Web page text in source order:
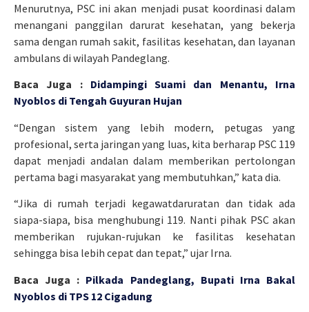
Menurutnya, PSC ini akan menjadi pusat koordinasi dalam
menangani panggilan darurat kesehatan, yang bekerja
sama dengan rumah sakit, fasilitas kesehatan, dan layanan
ambulans di wilayah Pandeglang.
Baca Juga : Didampingi Suami dan Menantu, Irna
Nyoblos di Tengah Guyuran Hujan
“Dengan sistem yang lebih modern, petugas yang
profesional, serta jaringan yang luas, kita berharap PSC 119
dapat menjadi andalan dalam memberikan pertolongan
pertama bagi masyarakat yang membutuhkan,” kata dia.
“Jika di rumah terjadi kegawatdaruratan dan tidak ada
siapa-siapa, bisa menghubungi 119. Nanti pihak PSC akan
memberikan rujukan-rujukan ke fasilitas kesehatan
sehingga bisa lebih cepat dan tepat,” ujar Irna.
Baca Juga : Pilkada Pandeglang, Bupati Irna Bakal
Nyoblos di TPS 12 Cigadung